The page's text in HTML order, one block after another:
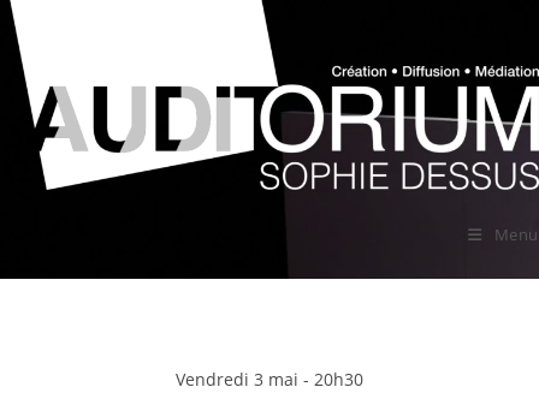
Skip
content
Menu
Vendredi 3 mai - 20h30